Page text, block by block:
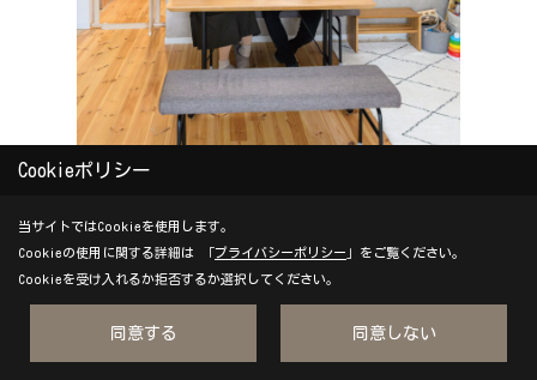
【北欧ナチュラル｜自然素材｜グレー｜アイリ
リーフラ
Cookieポリシー
当サイトではCookieを使用します。
Cookieの使用に関する詳細は 「プライバシーポリシー 」をご覧ください。
Cookieを受け入れるか拒否するか選択してください。
同意する 同意しない